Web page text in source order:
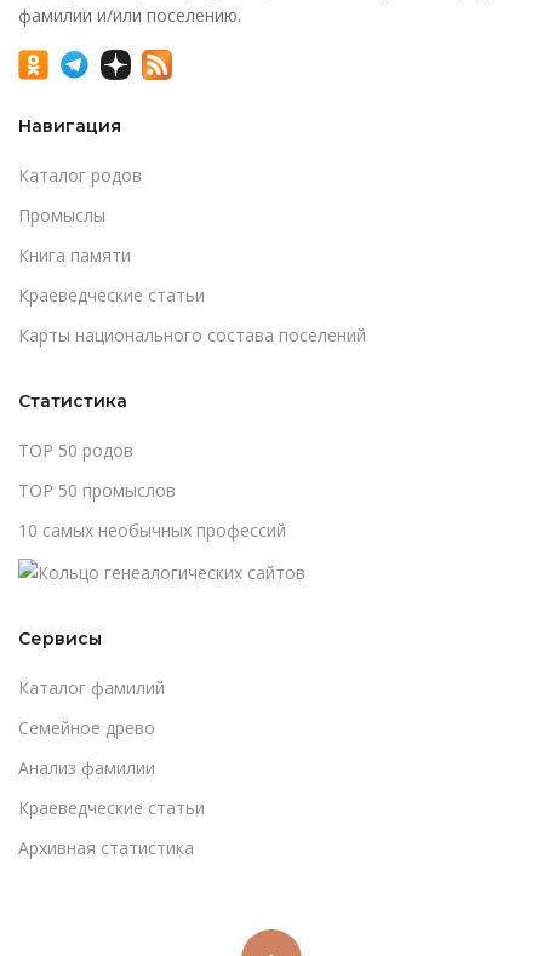
фамилии и/или поселению.
Навигация
Каталог родов
Промыслы
Книга памяти
Краеведческие статьи
Карты национального состава поселений
Статистика
TOP 50 родов
TOP 50 промыслов
10 самых необычных профессий
Сервисы
Каталог фамилий
Cемейное древо
Анализ фамилии
Краеведческие статьи
Архивная статистика